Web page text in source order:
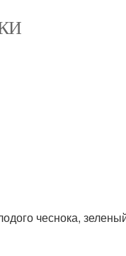
чеснока,